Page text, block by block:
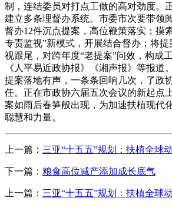
制，连结委员对打点工做的高对劲度。
建立多条理督办系统。市委市次要带领
督办12件沉点提案，高位鞭策落实；摸
专责监视”新模式，开展结合督办；将
视跟尾，对跨年度“老提案”问效，构成
《人平易近政协报》《湘声报》等报道
提案落地有声，一条条回响几次，了政
任。正在市政协六届五次会议的新起点
案如雨后春笋般出现，为加速扶植现代
聪慧和力量。
上一篇： 三亚“十五五”规划：扶植全球
下一篇： 粮食高位减产添加成长底气
上一篇： 三亚“十五五”规划：扶植全球